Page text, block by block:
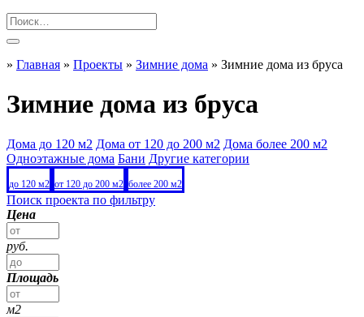
» Главная » Проекты » Зимние дома » Зимние дома из бруса
Зимние дома из бруса
Дома до 120 м2 Дома от 120 до 200 м2 Дома более 200 м2
Одноэтажные дома Бани Другие категории
до 120 м2 от 120 до 200 м2 более 200 м2
Поиск проекта по фильтру
Цена
руб.
Площадь
м2